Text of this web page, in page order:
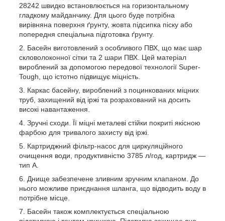
28242 швидко встановлюється на горизонтальному
гладкому майданчику. Для цього буде потрібна
вирівняна поверхня ґрунту, жовта підсипка піску або
попередня спеціальна підготовка ґрунту.
Басейн виготовлений з особливого ПВХ, що має шар
скловолоконної сітки та 2 шари ПВХ. Цей матеріал
вироблений за допомогою передової технології Super-
Tough, що істотно підвищує міцність.
Каркас басейну, вироблений з поцинкованих міцних
труб, захищений від іржі та розрахований на досить
високі навантаження.
Зручні сходи. Її міцні металеві стійки покриті якісною
фарбою для тривалого захисту від іржі.
Картриджний фільтр-насос для циркуляційного
очищення води, продуктивністю 3785 л/год, картридж —
тип A.
Днище забезпечене зливним зручним клапаном. До
нього можливе приєднання шланга, що відводить воду в
потрібне місце.
Басейн також комплектується спеціальною